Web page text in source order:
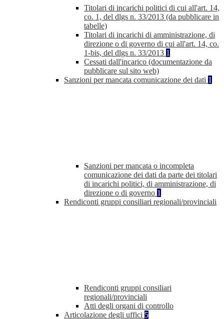
Titolari di incarichi politici di cui all'art. 14,
co. 1, del dlgs n. 33/2013 (da pubblicare in
tabelle)
Titolari di incarichi di amministrazione, di
direzione o di governo di cui all'art. 14, co.
1-bis, del dlgs n. 33/2013 1
Cessati dall'incarico (documentazione da
pubblicare sul sito web)
Sanzioni per mancata comunicazione dei dati 1
Sanzioni per mancata o incompleta
comunicazione dei dati da parte dei titolari
di incarichi politici, di amministrazione, di
direzione o di governo 1
Rendiconti gruppi consiliari regionali/provinciali
Rendiconti gruppi consiliari
regionali/provinciali
Atti degli organi di controllo
Articolazione degli uffici 5